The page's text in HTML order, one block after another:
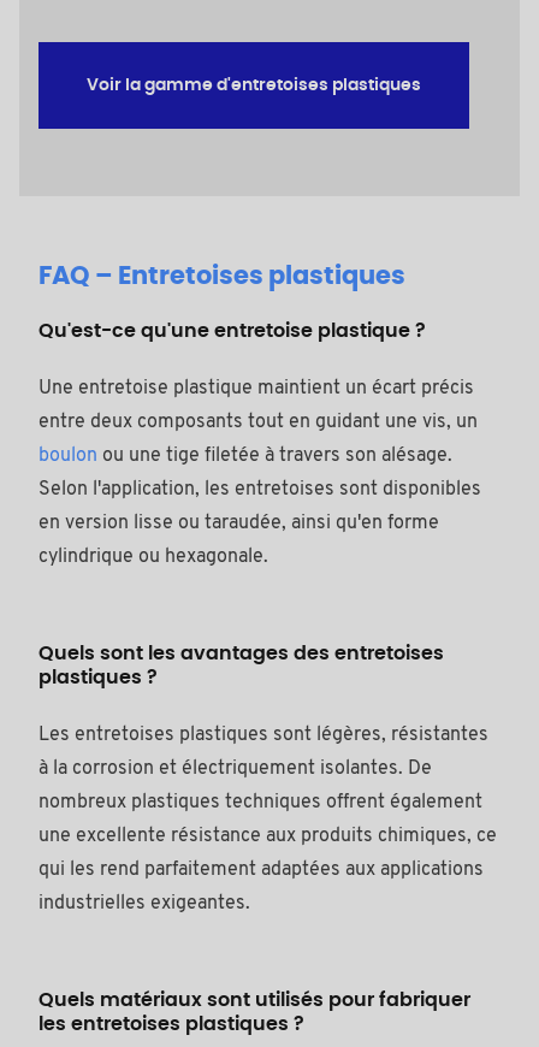
Voir la gamme d'entretoises plastiques
FAQ – Entretoises plastiques
Qu'est-ce qu'une entretoise plastique ?
Une entretoise plastique maintient un écart précis
entre deux composants tout en guidant une vis, un
boulon ou une tige filetée à travers son alésage.
Selon l'application, les entretoises sont disponibles
en version lisse ou taraudée, ainsi qu'en forme
cylindrique ou hexagonale.
Quels sont les avantages des entretoises
plastiques ?
Les entretoises plastiques sont légères, résistantes
à la corrosion et électriquement isolantes. De
nombreux plastiques techniques offrent également
une excellente résistance aux produits chimiques, ce
qui les rend parfaitement adaptées aux applications
industrielles exigeantes.
Quels matériaux sont utilisés pour fabriquer
les entretoises plastiques ?